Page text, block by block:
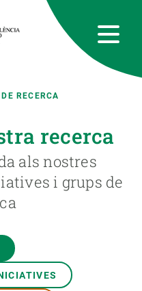
RECERCA
recerca
als nostres
i grups de